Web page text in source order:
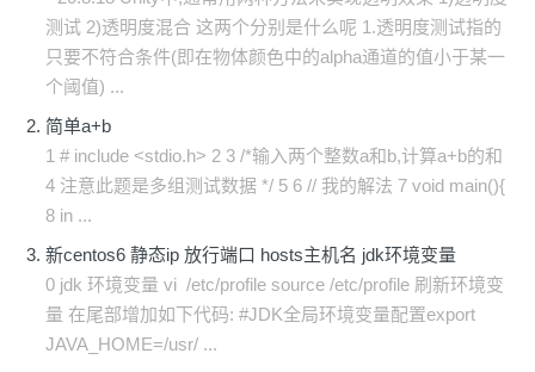
测试 2)透明度混合 这两个分别是什么呢 1.透明度测试指的
只要不符合条件(即在物体颜色中的alpha通道的值小于某一
个阈值) ...
简单a+b
1 # include <stdio.h> 2 3 /*输入两个整数a和b,计算a+b的和
4 注意此题是多组测试数据 */ 5 6 // 我的解法 7 void main(){
8 in ...
新centos6 静态ip 放行端口 hosts主机名 jdk环境变量
0 jdk 环境变量 vi /etc/profile source /etc/profile 刷新环境变
量 在尾部增加如下代码: #JDK全局环境变量配置export
JAVA_HOME=/usr/ ...